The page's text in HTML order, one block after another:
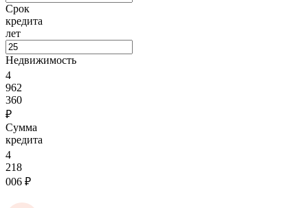
Срок
кредита
лет
Недвижимость
4
962
360
₽
Сумма
кредита
4
218
006 ₽